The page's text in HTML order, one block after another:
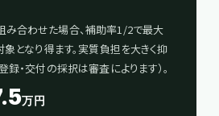
み合わせた場合、補助率1/2で最大
となり得ます。実質負担を大きく抑
録・交付の採択は審査によります）。
万円